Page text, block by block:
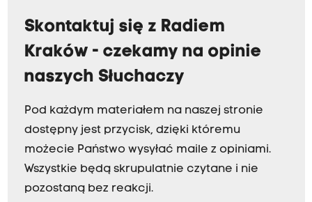
Skontaktuj się z Radiem
Kraków - czekamy na opinie
naszych Słuchaczy
Pod każdym materiałem na naszej stronie
dostępny jest przycisk, dzięki któremu
możecie Państwo wysyłać maile z opiniami.
Wszystkie będą skrupulatnie czytane i nie
pozostaną bez reakcji.